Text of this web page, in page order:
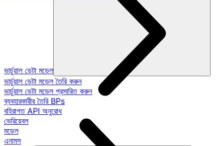
ভার্চুয়াল ডেটা মডেল
ভার্চুয়াল ডেটা মডেল তৈরি করুন
ভার্চুয়াল ডেটা মডেল প্রসারিত করুন
ব্যবহারকারীর তৈরি BPs
বহিরাগত API অনুরোধ
ভেরিয়েবল
মডেল
এনামস